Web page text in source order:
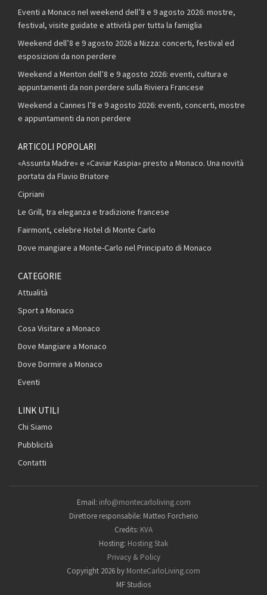
Eventi a Monaco nel weekend dell’8 e 9 agosto 2026: mostre,
festival, visite guidate e attività per tutta la famiglia
Weekend dell’8 e 9 agosto 2026 a Nizza: concerti, festival ed
esposizioni da non perdere
Weekend a Menton dell’8 e 9 agosto 2026: eventi, cultura e
appuntamenti da non perdere sulla Riviera Francese
Weekend a Cannes l’8 e 9 agosto 2026: eventi, concerti, mostre
e appuntamenti da non perdere
ARTICOLI POPOLARI
«Assunta Madre» e «Caviar Kaspia» presto a Monaco. Una novità
portata da Flavio Briatore
Cipriani
Le Grill, tra eleganza e tradizione francese
Fairmont, celebre Hotel di Monte Carlo
Dove mangiare a Monte-Carlo nel Principato di Monaco
CATEGORIE
Attualità
Sport a Monaco
Cosa Visitare a Monaco
Dove Mangiare a Monaco
Dove Dormire a Monaco
Eventi
LINK UTILI
Chi Siamo
Pubblicità
Contatti
Email: info@montecarloliving.com
Direttore responsabile: Matteo Forcherio
Credits: KVA
Hosting: Hosting Stak
Privacy & Policy
Copyright 2026 by MonteCarloLiving.com
MF Studios